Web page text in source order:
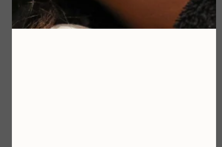
Kom je niet meer langs dit jaar? Dan wens ik je
alvast warme en gezellige feestdagen toe. Ik kijk